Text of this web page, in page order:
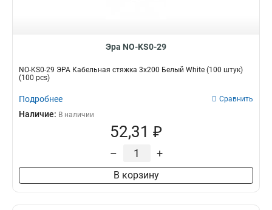
Эра NO-KS0-29
NO-KS0-29 ЭРА Кабельная стяжка 3x200 Белый White (100 штук)
(100 pcs)
Подробнее Сравнить
Наличие: В наличии
52,31 ₽
– +
В корзину